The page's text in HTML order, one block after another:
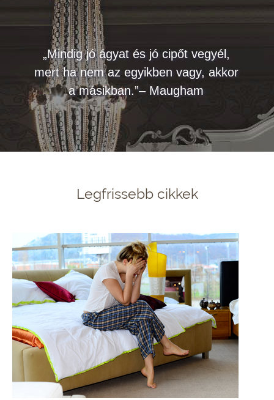
„Mindig jó ágyat és jó cipőt vegyél,
mert ha nem az egyikben vagy, akkor
a másikban.”– Maugham
Legfrissebb cikkek